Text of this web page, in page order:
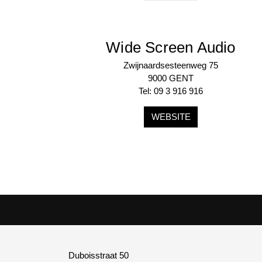
Wide Screen Audio
Zwijnaardsesteenweg 75
9000 GENT
Tel: 09 3 916 916
WEBSITE
Duboisstraat 50